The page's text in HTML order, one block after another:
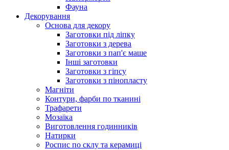
Фауна
Декорування
Основа для декору
Заготовки під ліпку
Заготовки з дерева
Заготовки з пап'є маше
Інші заготовки
Заготовки з гіпсу
Заготовки з пінопласту
Магніти
Контури, фарби по тканині
Трафарети
Мозаїка
Виготовлення годинників
Натирки
Роспис по склу та керамиці